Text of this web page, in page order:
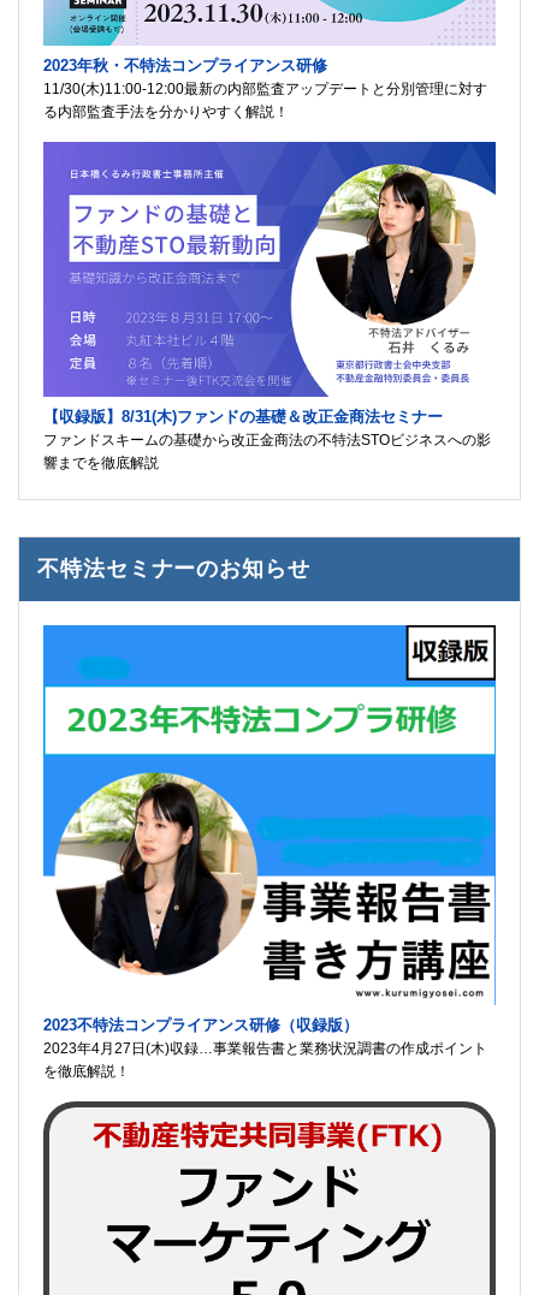
2023年秋・不特法コンプライアンス研修
11/30(木)11:00-12:00最新の内部監査アップデートと分別管理に対す
る内部監査手法を分かりやすく解説！
【収録版】8/31(木)ファンドの基礎＆改正金商法セミナー
ファンドスキームの基礎から改正金商法の不特法STOビジネスへの影
響までを徹底解説
不特法セミナーのお知らせ
2023不特法コンプライアンス研修（収録版）
2023年4月27日(木)収録…事業報告書と業務状況調書の作成ポイント
を徹底解説！